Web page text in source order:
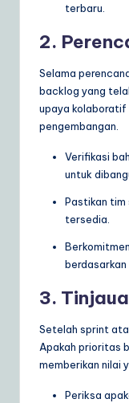
terbaru.
2.
Selama
backlog yang
upaya kolaboratif
pengembangan.
Verifikasi
untuk
Pastikan tim
tersedia.
berdasarkan
3.
Setelah sprint
Apakah prioritas
memberikan nilai
Periksa